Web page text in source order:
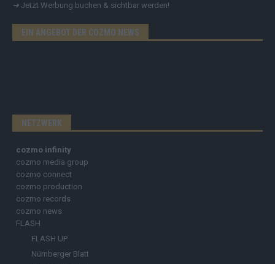
➔ Jetzt Werbung buchen & sichtbar werden!
EIN ANGEBOT DER COZMO NEWS
NETZWERK
cozmo infinity
cozmo media group
cozmo connect
cozmo production
cozmo records
cozmo news
FLASH
FLASH UP
Nürnberger Blatt